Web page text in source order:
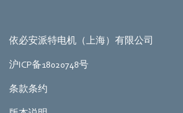
依必安派特电机（上海）有限公司
沪ICP备18020748号
条款条约